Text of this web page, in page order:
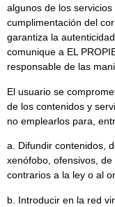
algunos de los
cumplimentación del
garantiza la
comunique a EL
responsable de las
El usuario se
de los contenidos y
no emplearlos para,
a. Difundir contenidos,
xenófobo, ofensivos,
contrarios a la ley o al
b. Introducir en la red